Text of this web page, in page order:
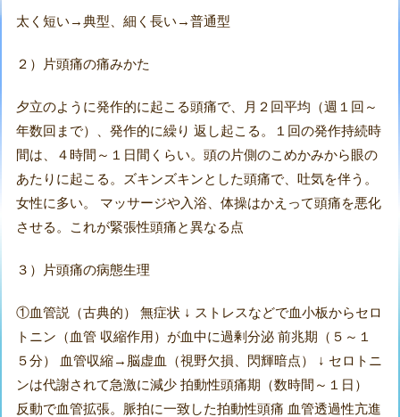
太く短い→典型、細く長い→普通型
２）片頭痛の痛みかた
夕立のように発作的に起こる頭痛で、月２回平均（週１回～
年数回まで）、発作的に繰り 返し起こる。１回の発作持続時
間は、４時間～１日間くらい。頭の片側のこめかみから眼の
あたりに起こる。ズキンズキンとした頭痛で、吐気を伴う。
女性に多い。 マッサージや入浴、体操はかえって頭痛を悪化
させる。これが緊張性頭痛と異なる点
３）片頭痛の病態生理
①血管説（古典的） 無症状 ↓ ストレスなどで血小板からセロ
トニン（血管 収縮作用）が血中に過剰分泌 前兆期（５～１
５分） 血管収縮→脳虚血（視野欠損、閃輝暗点） ↓ セロトニ
ンは代謝されて急激に減少 拍動性頭痛期（数時間～１日）
反動で血管拡張。脈拍に一致した拍動性頭痛 血管透過性亢進